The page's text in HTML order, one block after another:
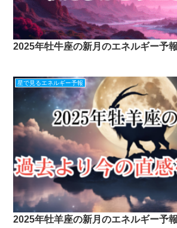
2025年牡牛座の新月のエネルギー予報
星で見るエネルギー予報
2025年牡羊座の新月のエネルギー予報